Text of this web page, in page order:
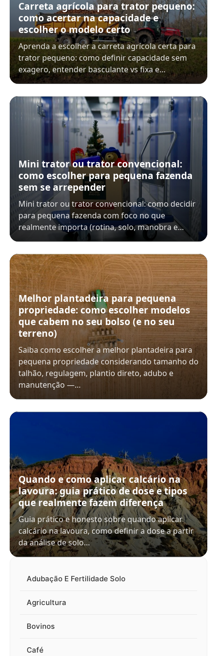
Carreta agrícola para trator pequeno:
como acertar na capacidade e
escolher o modelo certo
Aprenda a escolher a carreta agrícola certa para
trator pequeno: como definir capacidade sem
exagero, entender basculante vs fixa e…
Mini trator ou trator convencional:
como escolher para pequena fazenda
sem se arrepender
Mini trator ou trator convencional: como decidir
para pequena fazenda com foco no que
realmente importa (rotina, solo, manobra e…
Melhor plantadeira para pequena
propriedade: como escolher modelos
que cabem no seu bolso (e no seu
terreno)
Saiba como escolher a melhor plantadeira para
pequena propriedade considerando tamanho do
talhão, regulagem, plantio direto, adubo e
manutenção —…
Quando e como aplicar calcário na
lavoura: guia prático de dose e tipos
que realmente fazem diferença
Guia prático e honesto sobre quando aplicar
calcário na lavoura, como definir a dose a partir
da análise de solo…
Adubação E Fertilidade Solo
Agricultura
Bovinos
Café